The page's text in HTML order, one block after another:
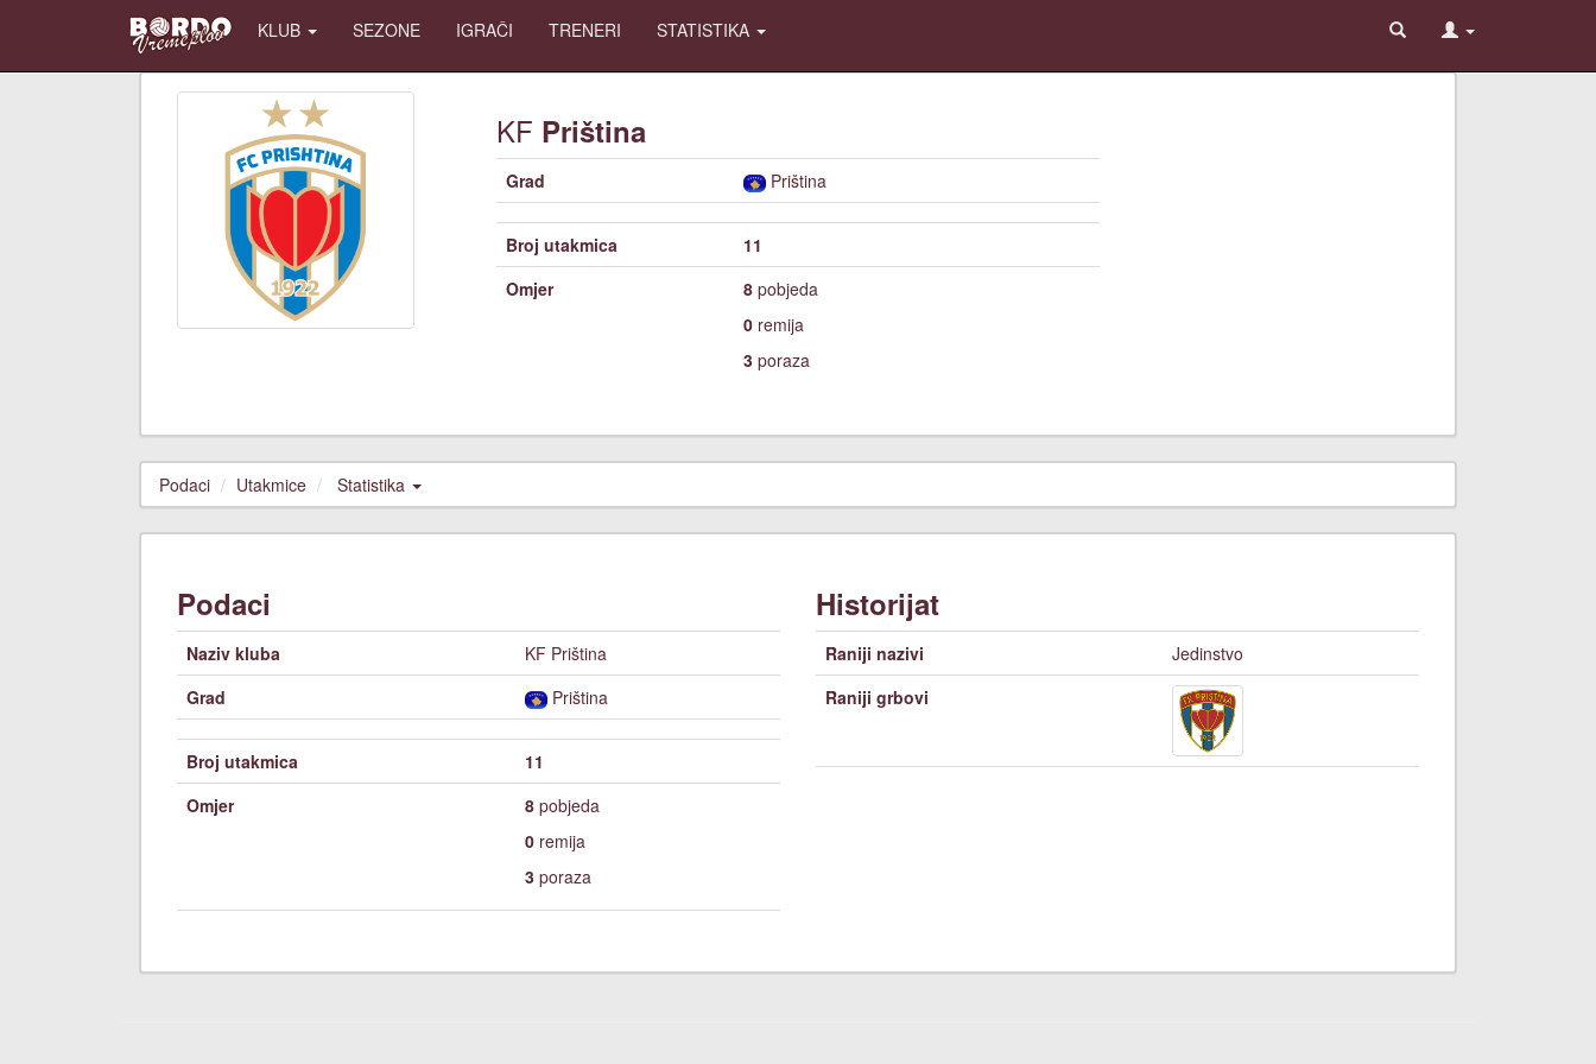
KLUB SEZONE IGRAČI TRENERI STATISTIKA
KF Priština
Grad Priština
Broj utakmica
11
Omjer
8 pobjeda
0 remija
3 poraza
Podaci Utakmice Statistika
Podaci
Naziv kluba
KF Priština
Grad
Priština
Broj utakmica
11
Omjer
8 pobjeda
0 remija
3 poraza
Historijat
Raniji nazivi
Jedinstvo
Raniji grbovi